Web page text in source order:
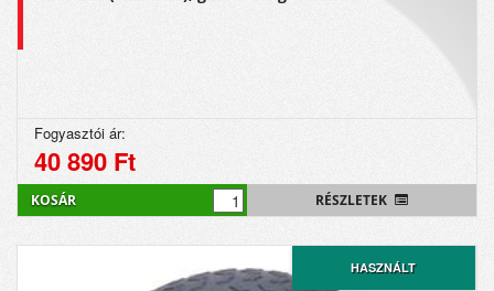
Fogyasztói ár:
40 890 Ft
RÉSZLETEK
KOSÁR
HASZNÁLT